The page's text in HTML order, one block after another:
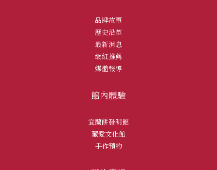
品牌故事
歷史沿革
最新消息
網紅推薦
媒體報導
館內體驗
宜蘭餅發明館
藏愛文化館
手作預約